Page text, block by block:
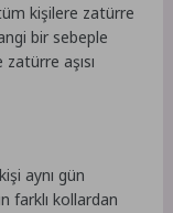
kişilere zatürre
bir sebeple
aşısı
aynı gün
farklı kollardan